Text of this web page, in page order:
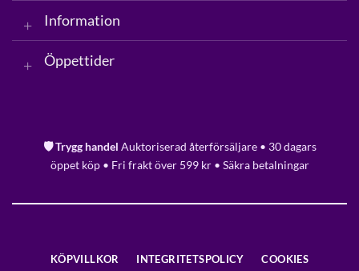
Information
Öppettider
🛡️ Trygg handel Auktoriserad återförsäljare • 30 dagars
öppet köp • Fri frakt över 599 kr • Säkra betalningar
KÖPVILLKOR INTEGRITETSPOLICY COOKIES